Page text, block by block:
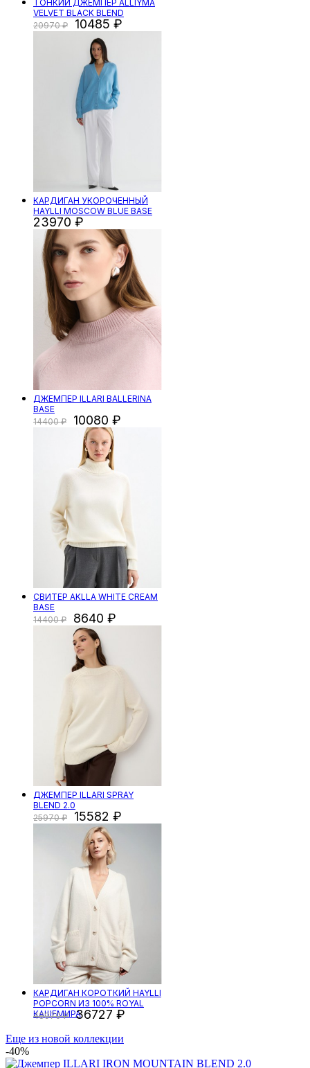
ТОНКИЙ ДЖЕМПЕР ALLIYMA
VELVET BLACK BLEND
20970
10485
КАРДИГАН УКОРОЧЕННЫЙ
HAYLLI MOSCOW BLUE BASE
23970
ДЖЕМПЕР ILLARI BALLERINA
BASE
14400
10080
СВИТЕР AKLLA WHITE CREAM
BASE
14400
8640
ДЖЕМПЕР ILLARI SPRAY
BLEND 2.0
25970
15582
КАРДИГАН КОРОТКИЙ HAYLLI
POPCORN ИЗ 100% ROYAL
КАШЕМИРА
48970 36727
Еще из новой коллекции
-40%